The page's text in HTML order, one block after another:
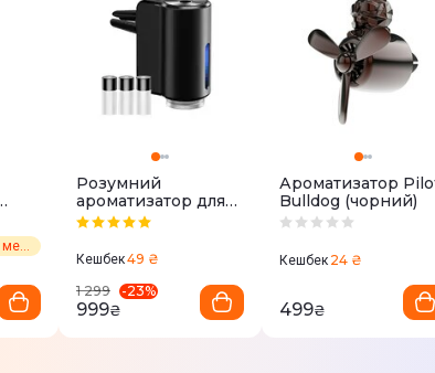
Наявність уточнює менеджер
Розумний
ароматизатор для
авто Remzona
Кешбек49 ₴
1 299
-23%
999₴
Ароматизатор
Bulldog (чорний)
Кешбек 24 ₴
499₴